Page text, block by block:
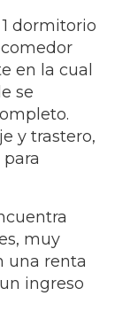
dormitorio
en la cual
se
y trastero,
muy
una renta
ingreso